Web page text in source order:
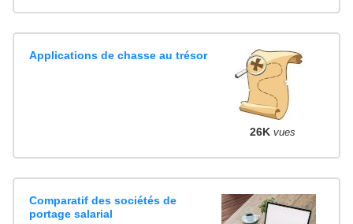
Applications de chasse au trésor
26K vues
Comparatif des sociétés de
portage salarial